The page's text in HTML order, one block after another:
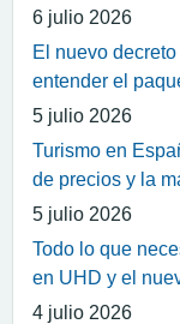
6 julio 2026
El nuevo
entender el
5 julio 2026
Turismo en
de precios y la
5 julio 2026
Todo lo que
en UHD y el
4 julio 2026